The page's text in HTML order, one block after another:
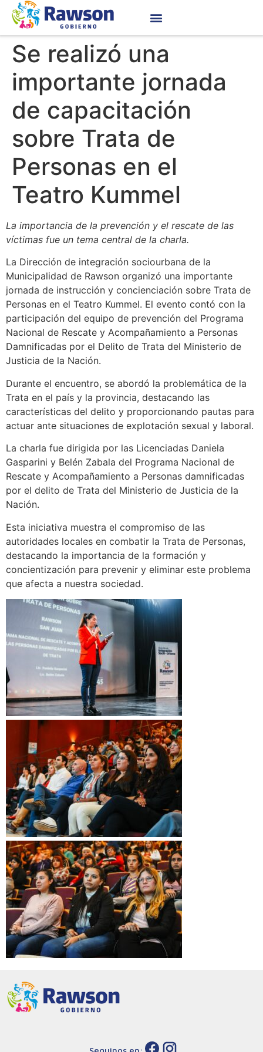
Se realizó una
importante jornada
de capacitación
sobre Trata de
Personas en el
Teatro Kummel
La importancia de la prevención y el rescate de las
víctimas fue un tema central de la charla.
La Dirección de integración sociourbana de la
Municipalidad de Rawson organizó una importante
jornada de instrucción y concienciación sobre Trata de
Personas en el Teatro Kummel. El evento contó con la
participación del equipo de prevención del Programa
Nacional de Rescate y Acompañamiento a Personas
Damnificadas por el Delito de Trata del Ministerio de
Justicia de la Nación.
Durante el encuentro, se abordó la problemática de la
Trata en el país y la provincia, destacando las
características del delito y proporcionando pautas para
actuar ante situaciones de explotación sexual y laboral.
La charla fue dirigida por las Licenciadas Daniela
Gasparini y Belén Zabala del Programa Nacional de
Rescate y Acompañamiento a Personas damnificadas
por el delito de Trata del Ministerio de Justicia de la
Nación.
Esta iniciativa muestra el compromiso de las
autoridades locales en combatir la Trata de Personas,
destacando la importancia de la formación y
concientización para prevenir y eliminar este problema
que afecta a nuestra sociedad.